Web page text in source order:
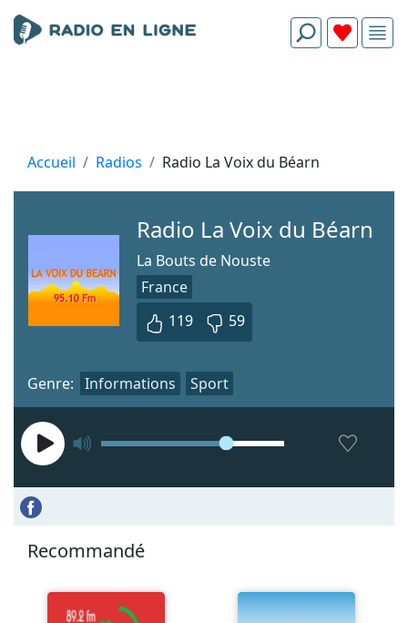
Accueil Radios Radio La Voix du Béarn
Radio La Voix du Béarn
La Bouts de Nouste
France
119
59
Genre: Informations Sport
Recommandé